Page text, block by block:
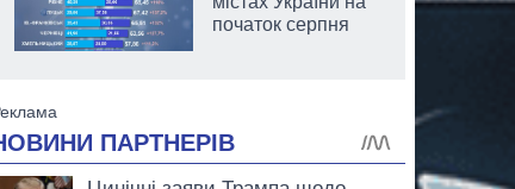
початок серпня